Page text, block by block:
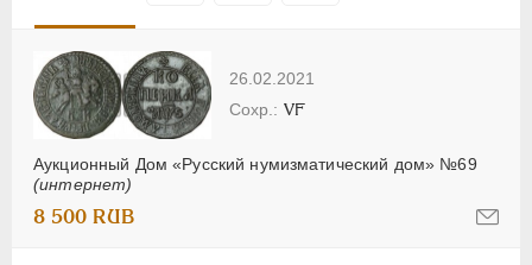
26.02.2021
Аукционный Дом «Русский нумизматический дом» №69
(интернет)
VF
8 500 RUB